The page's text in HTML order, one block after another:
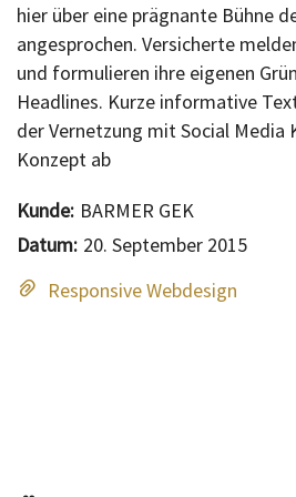
hier über eine prägnante Bühne
angesprochen. Versicherte
und formulieren ihre eigenen
Headlines. Kurze informative
der Vernetzung mit Social Media
Konzept ab
Kunde: BARMER GEK
Datum: 20. September 2015
Responsive Webdesign